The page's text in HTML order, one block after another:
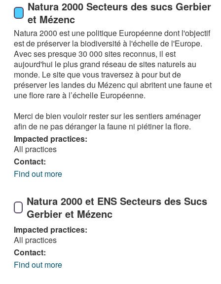
Natura 2000 Secteurs des sucs Gerbier
et Mézenc
Natura 2000 est une politique Européenne dont l'objectif
est de préserver la biodiversité à l'échelle de l'Europe.
Avec ses presque 30 000 sites reconnus, il est
aujourd'hui le plus grand réseau de sites naturels au
monde. Le site que vous traversez à pour but de
préserver les landes du Mézenc qui abritent une faune et
une flore rare à l’échelle Européenne.
Merci de bien vouloir rester sur les sentiers aménager
afin de ne pas déranger la faune ni piétiner la flore.
Impacted practices:
All practices
Contact:
Find out more
Natura 2000 et ENS Secteurs des Sucs
Gerbier et Mézenc
Impacted practices:
All practices
Contact:
Find out more